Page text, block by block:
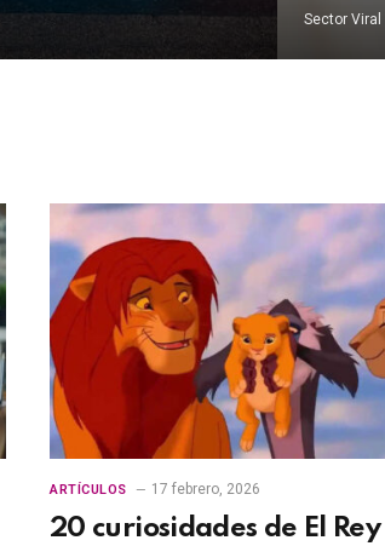
Sector Viral
ARTÍCULOS 17 febrero, 2026
20 curiosidades de El Rey